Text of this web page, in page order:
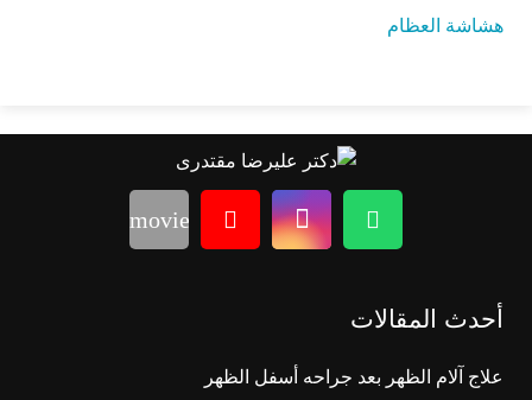
هشاشة العظام
movie
أحدث المقالات
علاج آلام الظهر بعد جراحه أسفل الظهر